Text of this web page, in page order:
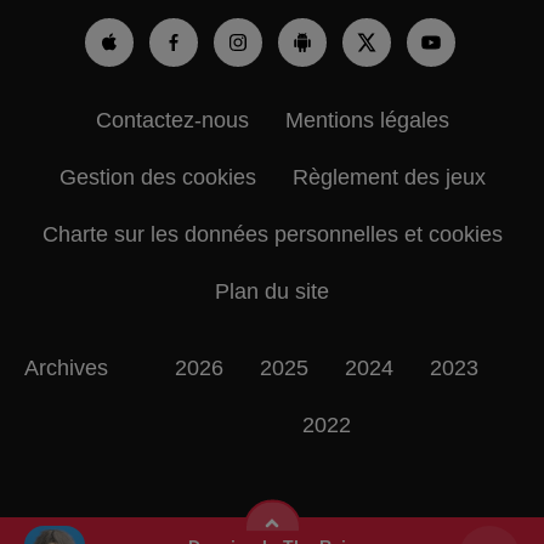
Contactez-nous Mentions légales
Gestion des cookies Règlement des jeux
Charte sur les données personnelles et cookies
Plan du site
Archives 2026 2025 2024 2023
2022